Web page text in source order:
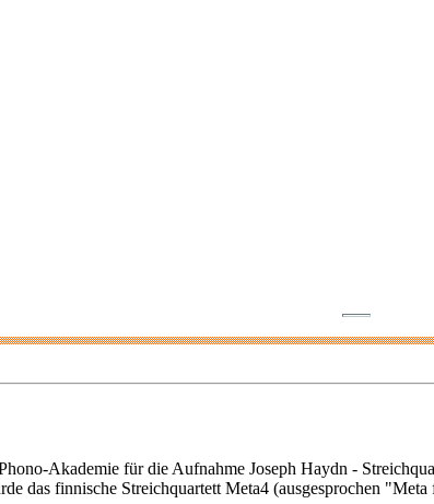
Akademie für die Aufnahme Joseph Haydn -
das finnische Streichquartett Meta4 (ausgesprochen